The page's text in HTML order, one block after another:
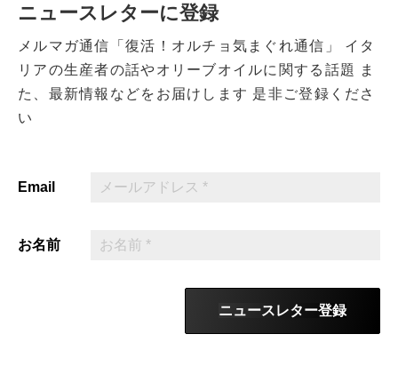
ニュースレターに登録
メルマガ通信「復活！オルチョ気まぐれ通信」
イタ
リアの生産者の話やオリーブオイルに関する話題
ま
た、最新情報などをお届けします 是非ご登録くださ
い
Email
お名前
ニュースレター登録